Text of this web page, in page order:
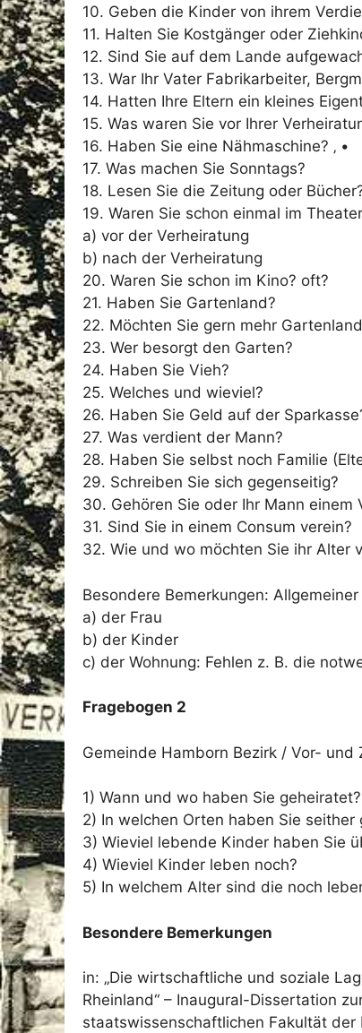
10. Geben die Kinder von ihrem
11. Halten Sie Kostgänger oder
12. Sind Sie auf dem Lande
13. War Ihr Vater Fabrikarbeiter,
14. Hatten Ihre Eltern ein kleines
15. Was waren Sie vor Ihrer
16. Haben Sie eine Nähmaschine? ‚ •
17. Was machen Sie Sonntags?
18. Lesen Sie die Zeitung oder
19. Waren Sie schon einmal im
a) vor der Verheiratung
b) nach der Verheiratung
20. Waren Sie schon im Kino? oft?
21. Haben Sie Gartenland?
22. Möchten Sie gern mehr
23. Wer besorgt den Garten?
24. Haben Sie Vieh?
25. Welches und wieviel?
26. Haben Sie Geld auf der
27. Was verdient der Mann?
28. Haben Sie selbst noch Familie
29. Schreiben Sie sich gegenseitig?
30. Gehören Sie oder Ihr Mann einem
31. Sind Sie in einem Consum verein?
32. Wie und wo möchten Sie ihr Alter
Besondere Bemerkungen:
a) der Frau
b) der Kinder
c) der Wohnung: Fehlen z. B. die
Fragebogen 2
Gemeinde Hamborn Bezirk / Vor-
1) Wann und wo haben Sie geheiratet?
2) In welchen Orten haben Sie seither
3) Wieviel lebende Kinder haben Sie
4) Wieviel Kinder leben noch?
5) In welchem Alter sind die noch
Besondere Bemerkungen
in: „Die wirtschaftliche und soziale
Rheinland“ – Inaugural-Dissertation
staatswissenschaftlichen Fakultät